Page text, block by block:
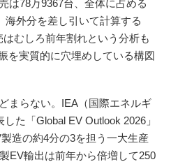
は78万9367台、全体に占める
海外分を差し引いて計算する
むしろ前年割れという分析も
を実質的に穴埋めしている構図
まらない。IEA（国際エネルギ
た「Global EV Outlook 2026」
造の約4分の3を担う一大生産
EV輸出は前年から倍増して250